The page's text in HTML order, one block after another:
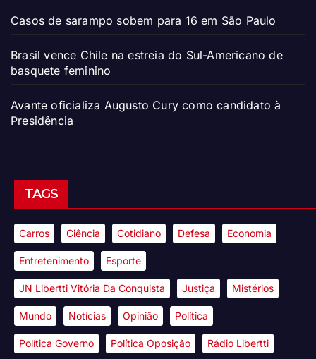
Casos de sarampo sobem para 16 em São Paulo
Brasil vence Chile na estreia do Sul-Americano de
basquete feminino
Avante oficializa Augusto Cury como candidato à
Presidência
TAGS
Carros Ciência Cotidiano Defesa Economia
Entretenimento Esporte
JN Libertti Vitória Da Conquista Justiça Mistérios
Mundo Notícias Opinião Política
Política Governo Política Oposição Rádio Libertti